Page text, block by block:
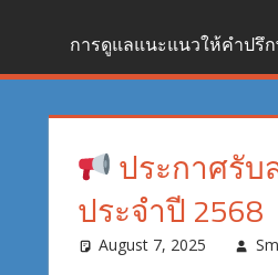
การดูแลแนะแนวให้คำปรึ
ประกาศรั
ประจำปี 2568
August 7, 2025